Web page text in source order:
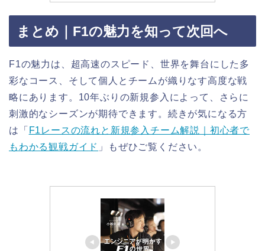
まとめ｜F1の魅力を知って次回へ
F1の魅力は、超高速のスピード、世界を舞台にした多
彩なコース、そして個人とチームが織りなす高度な戦
略にあります。10年ぶりの新規参入によって、さらに
刺激的なシーズンが期待できます。続きが気になる方
は「 F1レースの流れと新規参入チーム解説｜初心者で
もわかる観戦ガイド 」もぜひご覧ください。